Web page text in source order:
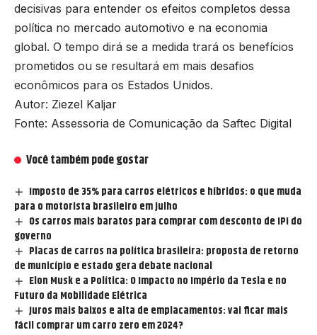
decisivas para entender os efeitos completos dessa
política no mercado automotivo e na economia
global. O tempo dirá se a medida trará os benefícios
prometidos ou se resultará em mais desafios
econômicos para os Estados Unidos.
Autor: Ziezel Kaljar
Fonte: Assessoria de Comunicação da Saftec Digital
Você também pode gostar
Imposto de 35% para carros elétricos e híbridos: o que muda
para o motorista brasileiro em julho
Os carros mais baratos para comprar com desconto de IPI do
governo
Placas de carros na política brasileira: proposta de retorno
de município e estado gera debate nacional
Elon Musk e a Política: O Impacto no Império da Tesla e no
Futuro da Mobilidade Elétrica
Juros mais baixos e alta de emplacamentos: vai ficar mais
fácil comprar um carro zero em 2024?